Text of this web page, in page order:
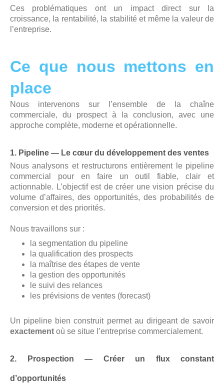
Ces problématiques ont un impact direct sur la
croissance, la rentabilité, la stabilité et même la valeur de
l’entreprise.
Ce que nous mettons en
place
Nous intervenons sur l’ensemble de la chaîne
commerciale, du prospect à la conclusion, avec une
approche complète, moderne et opérationnelle.
1. Pipeline — Le cœur du développement des ventes
Nous analysons et restructurons entièrement le pipeline
commercial pour en faire un outil fiable, clair et
actionnable. L’objectif est de créer une vision précise du
volume d’affaires, des opportunités, des probabilités de
conversion et des priorités.
Nous travaillons sur :
la segmentation du pipeline
la qualification des prospects
la maîtrise des étapes de vente
la gestion des opportunités
le suivi des relances
les prévisions de ventes (forecast)
Un pipeline bien construit permet au dirigeant de savoir
exactement où se situe l’entreprise commercialement.
2. Prospection — Créer un flux constant
d’opportunités